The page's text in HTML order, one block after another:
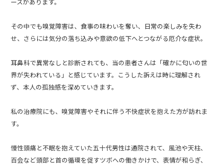
その中でも嗅覚障害は、食事の味わいを奪い、日常の楽しみを失わ
せ、さらには気分の落ち込みや意欲の低下へとつながる厄介な症状。
耳鼻科で異常なしと診断されても、当の患者さんは「確かに匂いの世
界が失われている」と感じています。こうした訴えは時に理解され
ず、本人の孤独感を深めていきます。
私の治療院にも、嗅覚障害やそれに伴う不快症状を抱えた方が訪れま
す。
慢性頭痛と不眠を抱えていた五十代男性は通院されて、風池や天柱、
百会など頭部と首の循環を促すツボへの働きかけで、表情が和らぎ、